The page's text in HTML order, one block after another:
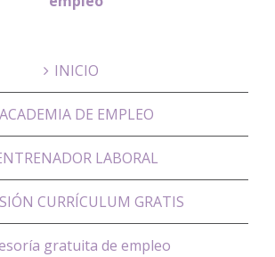
INICIO
ACADEMIA DE EMPLEO
LABORAL
CURRÍCULUM GRATIS
gratuita de empleo